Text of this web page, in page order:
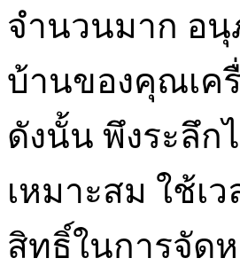
จำนวนมาก อ
บ้านของคุณเค
ดังนั้น พึงระลึก
เหมาะสม ใช้เ
สิทธิ์ในการจัด